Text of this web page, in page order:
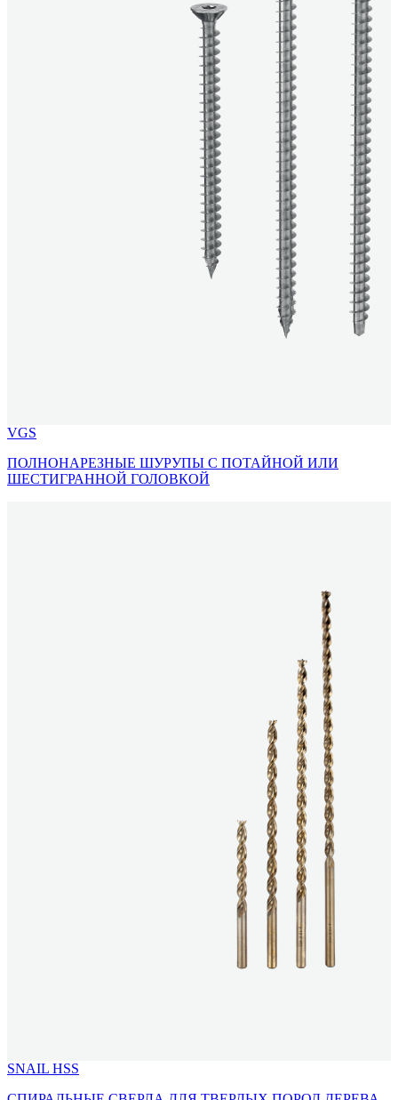
VGS
ПОЛНОНАРЕЗНЫЕ ШУРУПЫ С ПОТАЙНОЙ ИЛИ
ШЕСТИГРАННОЙ ГОЛОВКОЙ
SNAIL HSS